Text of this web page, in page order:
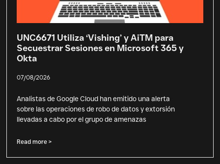
UNC6671 Utiliza ‘Vishing’ y AiTM para
Secuestrar Sesiones en Microsoft 365 y
Okta
07/08/2026
Analistas de Google Cloud han emitido una alerta
sobre las operaciones de robo de datos y extorsión
llevadas a cabo por el grupo de amenazas
Read more >